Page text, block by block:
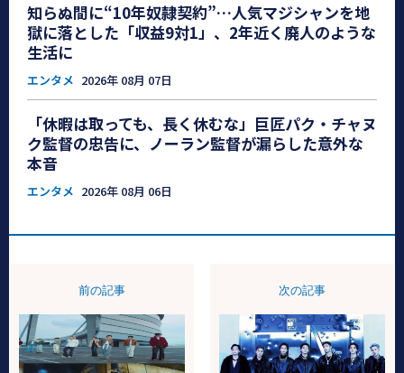
知らぬ間に“10年奴隷契約”…人気マジシャンを地
獄に落とした「収益9対1」、2年近く廃人のような
生活に
エンタメ 2026年 08月 07日
「休暇は取っても、長く休むな」巨匠パク・チャヌ
ク監督の忠告に、ノーラン監督が漏らした意外な
本音
エンタメ 2026年 08月 06日
前の記事 次の記事